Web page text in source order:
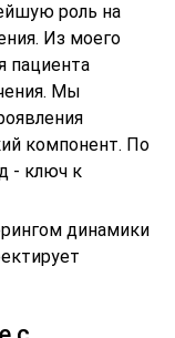
роль на
Из моего
пациента
Мы
компонент. По
- ключ к
динамики